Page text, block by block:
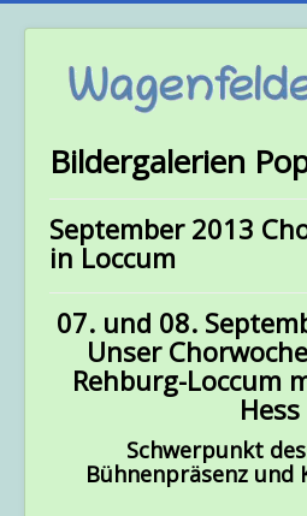
Bildergalerien
September 2013
in Loccum
07. und 08.
Unser
Rehburg-Loccum
Hess
Schwerpunkt
Bühnenpräsenz und